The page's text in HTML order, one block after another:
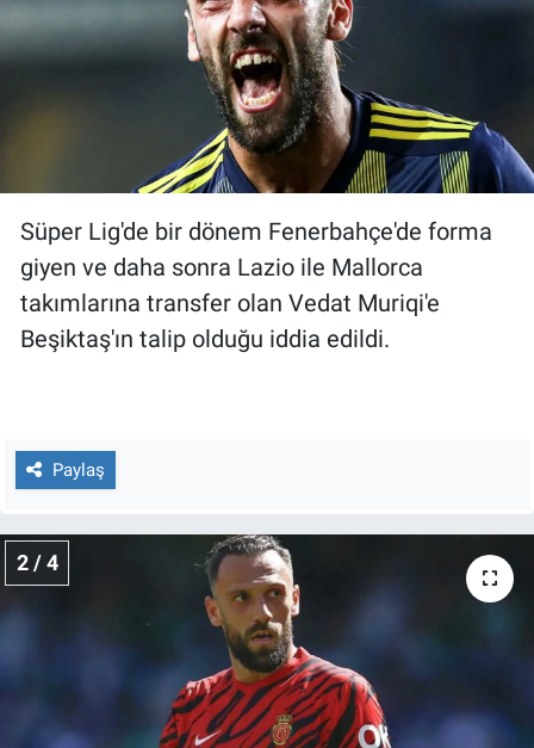
Süper Lig'de bir dönem Fenerbahçe'de forma
giyen ve daha sonra Lazio ile Mallorca
takımlarına transfer olan Vedat Muriqi'e
Beşiktaş'ın talip olduğu iddia edildi.
Paylaş
2 / 4
Günün görüntüsü
Kimdir
Koronavirüs
Kültür Sanat
Nedir
Programlar
Sağlık